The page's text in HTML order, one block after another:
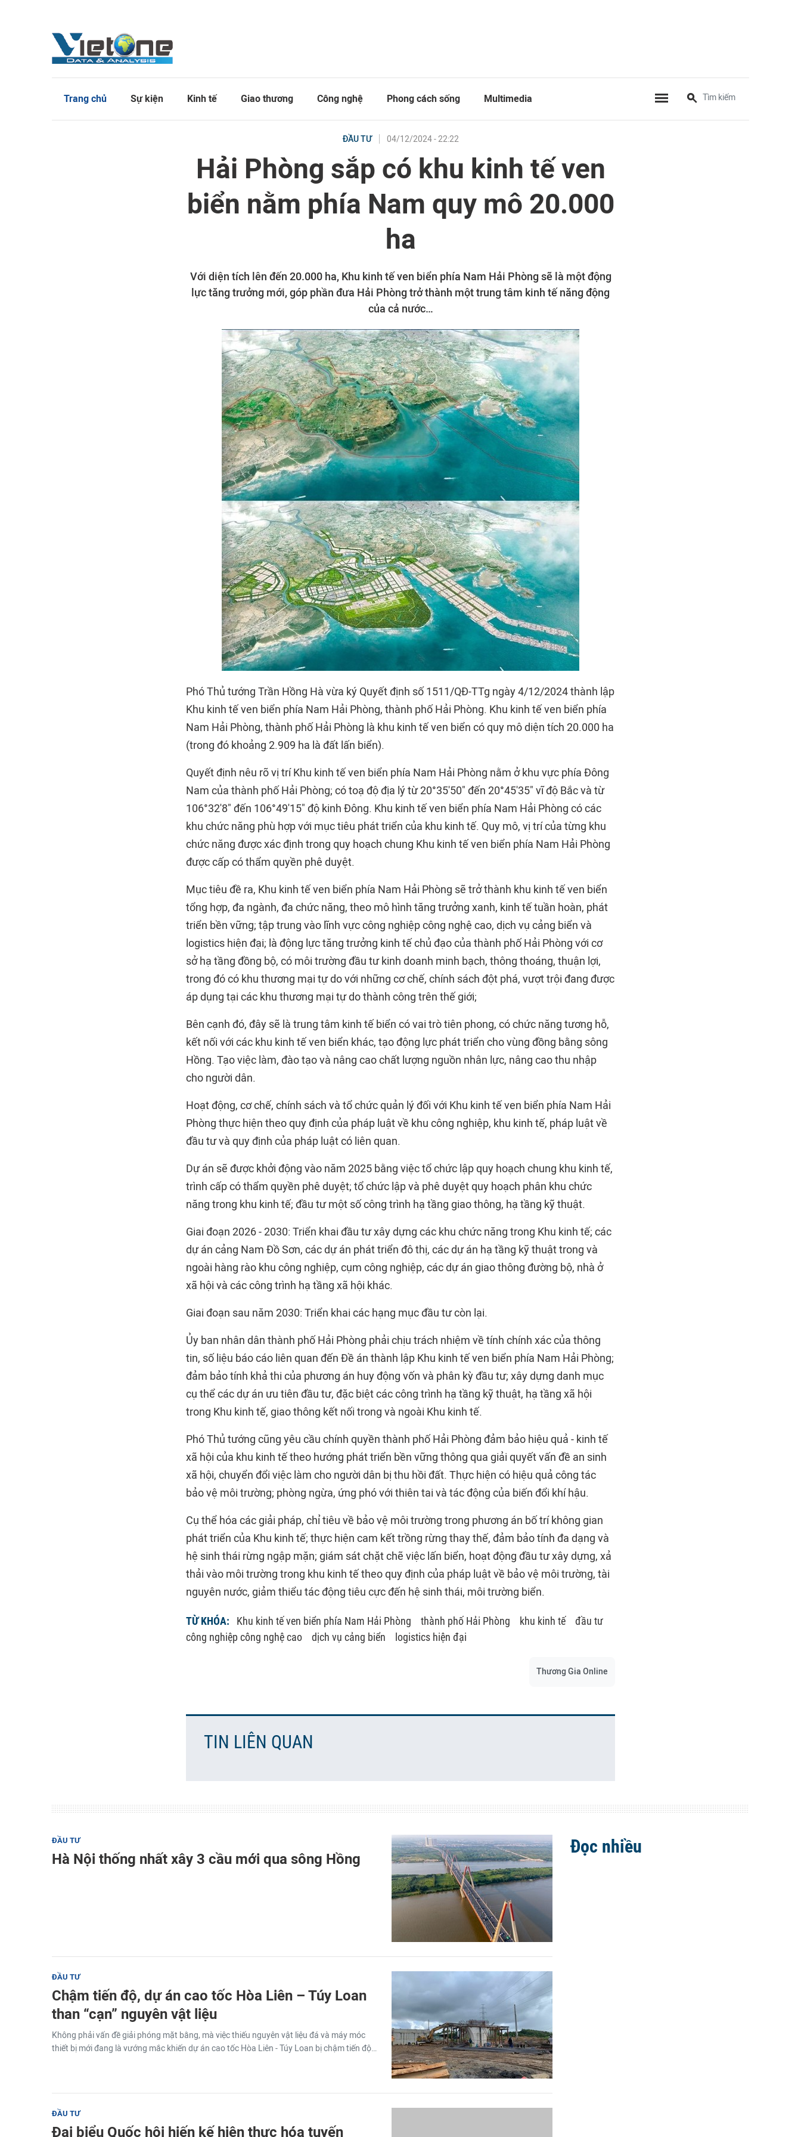
Trang chủ Sự kiện Kinh tế Giao thương Công nghệ Phong cách sống Multimedia
ĐẦU TƯ 04/12/2024 - 22:22
Hải Phòng sắp có khu kinh tế ven
biển nằm phía Nam quy mô 20.000
ha
Với diện tích lên đến 20.000 ha, Khu kinh tế ven biển phía Nam Hải Phòng sẽ là một động
lực tăng trưởng mới, góp phần đưa Hải Phòng trở thành một trung tâm kinh tế năng động
của cả nước…
Phó Thủ tướng Trần Hồng Hà vừa ký Quyết định số 1511/QĐ-TTg ngày 4/12/2024 thành lập
Khu kinh tế ven biển phía Nam Hải Phòng, thành phố Hải Phòng. Khu kinh tế ven biển phía
Nam Hải Phòng, thành phố Hải Phòng là khu kinh tế ven biển có quy mô diện tích 20.000 ha
(trong đó khoảng 2.909 ha là đất lấn biển).
Quyết định nêu rõ vị trí Khu kinh tế ven biển phía Nam Hải Phòng nằm ở khu vực phía Đông
Nam của thành phố Hải Phòng; có toạ độ địa lý từ 20°35'50" đến 20°45'35" vĩ độ Bắc và từ
106°32'8" đến 106°49'15" độ kinh Đông. Khu kinh tế ven biển phía Nam Hải Phòng có các
khu chức năng phù hợp với mục tiêu phát triển của khu kinh tế. Quy mô, vị trí của từng khu
chức năng được xác định trong quy hoạch chung Khu kinh tế ven biển phía Nam Hải Phòng
được cấp có thẩm quyền phê duyệt.
Mục tiêu đề ra, Khu kinh tế ven biển phía Nam Hải Phòng sẽ trở thành khu kinh tế ven biển
tổng hợp, đa ngành, đa chức năng, theo mô hình tăng trưởng xanh, kinh tế tuần hoàn, phát
triển bền vững; tập trung vào lĩnh vực công nghiệp công nghệ cao, dịch vụ cảng biển và
logistics hiện đại; là động lực tăng trưởng kinh tế chủ đạo của thành phố Hải Phòng với cơ
sở hạ tầng đồng bộ, có môi trường đầu tư kinh doanh minh bạch, thông thoáng, thuận lợi,
trong đó có khu thương mại tự do với những cơ chế, chính sách đột phá, vượt trội đang được
áp dụng tại các khu thương mại tự do thành công trên thế giới;
Bên cạnh đó, đây sẽ là trung tâm kinh tế biển có vai trò tiên phong, có chức năng tương hỗ,
kết nối với các khu kinh tế ven biển khác, tạo động lực phát triển cho vùng đồng bằng sông
Hồng. Tạo việc làm, đào tạo và nâng cao chất lượng nguồn nhân lực, nâng cao thu nhập
cho người dân.
Hoạt động, cơ chế, chính sách và tổ chức quản lý đối với Khu kinh tế ven biển phía Nam Hải
Phòng thực hiện theo quy định của pháp luật về khu công nghiệp, khu kinh tế, pháp luật về
đầu tư và quy định của pháp luật có liên quan.
Dự án sẽ được khởi động vào năm 2025 bằng việc tổ chức lập quy hoạch chung khu kinh tế,
trình cấp có thẩm quyền phê duyệt; tổ chức lập và phê duyệt quy hoạch phân khu chức
năng trong khu kinh tế; đầu tư một số công trình hạ tầng giao thông, hạ tầng kỹ thuật.
Giai đoạn 2026 - 2030: Triển khai đầu tư xây dựng các khu chức năng trong Khu kinh tế; các
dự án cảng Nam Đồ Sơn, các dự án phát triển đô thị, các dự án hạ tầng kỹ thuật trong và
ngoài hàng rào khu công nghiệp, cụm công nghiệp, các dự án giao thông đường bộ, nhà ở
xã hội và các công trình hạ tầng xã hội khác.
Giai đoạn sau năm 2030: Triển khai các hạng mục đầu tư còn lại.
Ủy ban nhân dân thành phố Hải Phòng phải chịu trách nhiệm về tính chính xác của thông
tin, số liệu báo cáo liên quan đến Đề án thành lập Khu kinh tế ven biển phía Nam Hải Phòng;
đảm bảo tính khả thi của phương án huy động vốn và phân kỳ đầu tư; xây dựng danh mục
cụ thể các dự án ưu tiên đầu tư, đặc biệt các công trình hạ tầng kỹ thuật, hạ tầng xã hội
trong Khu kinh tế, giao thông kết nối trong và ngoài Khu kinh tế.
Phó Thủ tướng cũng yêu cầu chính quyền thành phố Hải Phòng đảm bảo hiệu quả - kinh tế
xã hội của khu kinh tế theo hướng phát triển bền vững thông qua giải quyết vấn đề an sinh
xã hội, chuyển đổi việc làm cho người dân bị thu hồi đất. Thực hiện có hiệu quả công tác
bảo vệ môi trường; phòng ngừa, ứng phó với thiên tai và tác động của biến đổi khí hậu.
Cụ thể hóa các giải pháp, chỉ tiêu về bảo vệ môi trường trong phương án bố trí không gian
phát triển của Khu kinh tế; thực hiện cam kết trồng rừng thay thế, đảm bảo tính đa dạng và
hệ sinh thái rừng ngập mặn; giám sát chặt chẽ việc lấn biển, hoạt động đầu tư xây dựng, xả
thải vào môi trường trong khu kinh tế theo quy định của pháp luật về bảo vệ môi trường, tài
nguyên nước, giảm thiểu tác động tiêu cực đến hệ sinh thái, môi trường biển.
TỪ KHÓA: Khu kinh tế ven biển phía Nam Hải Phòng thành phố Hải Phòng khu kinh tế
đầu tư
công nghiệp công nghệ cao
dịch vụ cảng biển logistics hiện đại
Thương Gia Online
TIN LIÊN QUAN
ĐẦU TƯ
Hà Nội thống nhất xây 3 cầu mới qua sông Hồng
ĐẦU TƯ
Chậm tiến độ, dự án cao tốc Hòa Liên – Túy Loan
than “cạn” nguyên vật liệu
Không phải vấn đề giải phóng mặt bằng, mà việc thiếu nguyên vật liệu đá và máy móc
thiết bị mới đang là vướng mắc khiến dự án cao tốc Hòa Liên - Túy Loan bị chậm tiến độ…
ĐẦU TƯ
Đại biểu Quốc hội hiến kế hiện thực hóa tuyến
Đọc nhiều